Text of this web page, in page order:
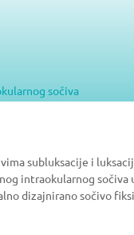
sočiva
subluksacije i
intraokularnog sočiva
dizajnirano sočivo